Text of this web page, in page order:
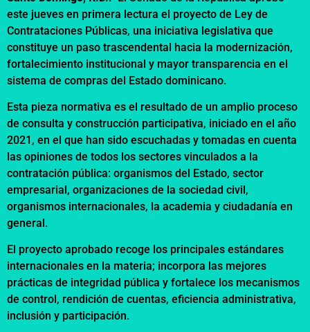
este jueves en primera lectura el proyecto de Ley de
Contrataciones Públicas, una iniciativa legislativa que
constituye un paso trascendental hacia la modernización,
fortalecimiento institucional y mayor transparencia en el
sistema de compras del Estado dominicano.
Esta pieza normativa es el resultado de un amplio proceso
de consulta y construcción participativa, iniciado en el año
2021, en el que han sido escuchadas y tomadas en cuenta
las opiniones de todos los sectores vinculados a la
contratación pública: organismos del Estado, sector
empresarial, organizaciones de la sociedad civil,
organismos internacionales, la academia y ciudadanía en
general.
El proyecto aprobado recoge los principales estándares
internacionales en la materia; incorpora las mejores
prácticas de integridad pública y fortalece los mecanismos
de control, rendición de cuentas, eficiencia administrativa,
inclusión y participación.